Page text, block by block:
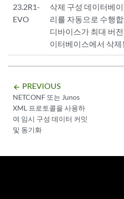
23.2R1-
EVO
삭제 구성 데이터베
리를 자동으로 수행
디바이스가 최대 버
이터베이스에서 삭
arrow_backward PREVIOUS
NETCONF 또는 Junos
XML 프로토콜을 사용하
여 임시 구성 데이터 커밋
및 동기화